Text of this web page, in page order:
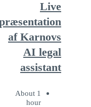
Live
af Karnovs
AI legal
assistant
About 1
hour